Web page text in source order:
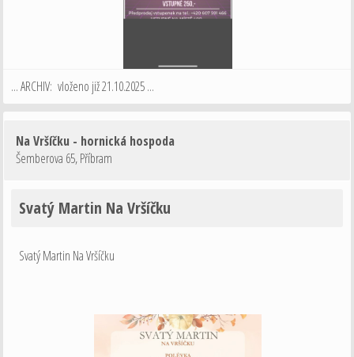
... ARCHIV: vloženo již 21.10.2025 ...
Na Vršíčku - hornická hospoda
Šemberova 65,Příbram
Svatý Martin Na Vršíčku
Svatý Martin Na Vršíčku